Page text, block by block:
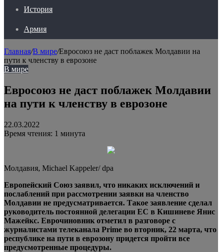
История
Армия
Главная/В мире/Евросоюз не даст поблажек Молдавии на
пути к членству в еврозоне
В мире
Евросоюз не даст поблажек Молдавии
на пути к членству в еврозоне
22.03.2022
Время чтения: 1 минута
Молдавия, Michael Kappeler/ dpa
Европейский Союз заявил, что никаких исключений и
послаблений при рассмотрении заявки на членство
Молдавии не предусматривается. Такое заявление сделал
руководитель постоянной делегации ЕС в Кишиневе Янис
Мажейкс. Еврочиновник отметил в разговоре с
журналистами телеканала Prime во вторник, 22 марта, что
республике на пути в еврозону придется пройти все
предусмотренные процедуры.